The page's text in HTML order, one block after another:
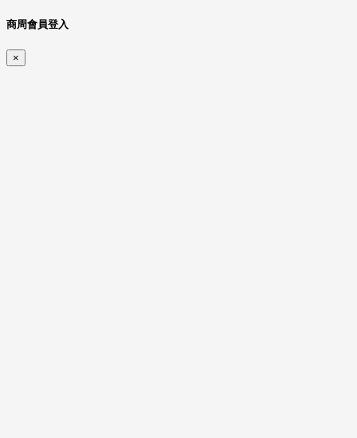
商周會員登入
×